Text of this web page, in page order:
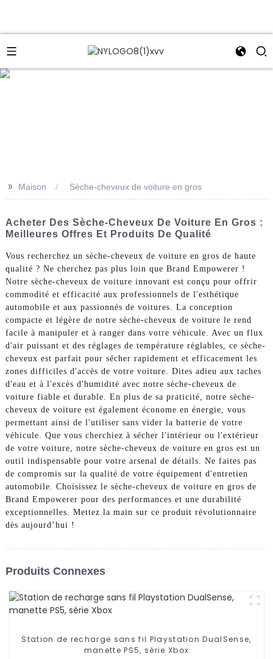
>> Maison Sèche-cheveux de voiture en gros
Acheter Des Sèche-Cheveux De Voiture En Gros :
Meilleures Offres Et Produits De Qualité
Vous recherchez un sèche-cheveux de voiture en gros de haute
qualité ? Ne cherchez pas plus loin que Brand Empowerer !
Notre sèche-cheveux de voiture innovant est conçu pour offrir
commodité et efficacité aux professionnels de l'esthétique
automobile et aux passionnés de voitures. La conception
compacte et légère de notre sèche-cheveux de voiture le rend
facile à manipuler et à ranger dans votre véhicule. Avec un flux
d'air puissant et des réglages de température réglables, ce sèche-
cheveux est parfait pour sécher rapidement et efficacement les
zones difficiles d'accès de votre voiture. Dites adieu aux taches
d'eau et à l'excès d'humidité avec notre sèche-cheveux de
voiture fiable et durable. En plus de sa praticité, notre sèche-
cheveux de voiture est également économe en énergie, vous
permettant ainsi de l'utiliser sans vider la batterie de votre
véhicule. Que vous cherchiez à sécher l'intérieur ou l'extérieur
de votre voiture, notre sèche-cheveux de voiture en gros est un
outil indispensable pour votre arsenal de détails. Ne faites pas
de compromis sur la qualité de votre équipement d'entretien
automobile. Choisissez le sèche-cheveux de voiture en gros de
Brand Empowerer pour des performances et une durabilité
exceptionnelles. Mettez la main sur ce produit révolutionnaire
dès aujourd’hui !
Produits Connexes
Station de recharge sans fil Playstation DualSense,
manette PS5, série Xbox